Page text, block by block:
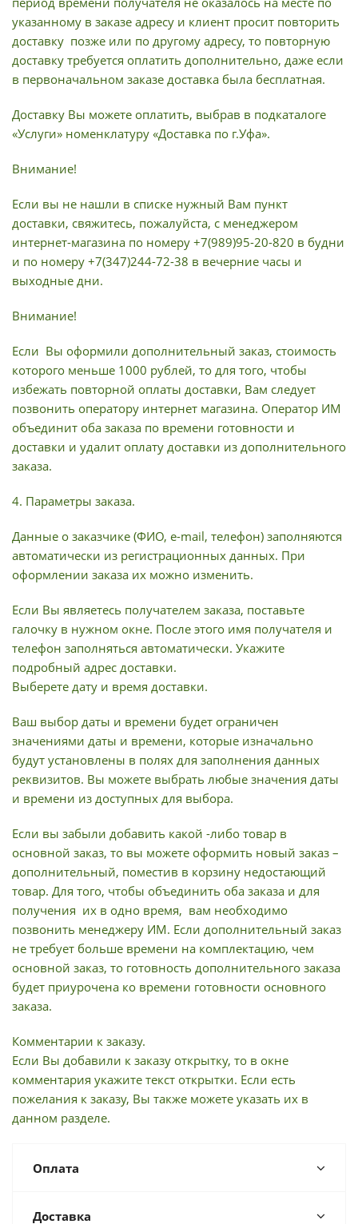
указанному в заказе адресу и клиент просит повторить
доставку позже или по другому адресу, то повторную
доставку требуется оплатить дополнительно, даже если
в первоначальном заказе доставка была бесплатная.
Доставку Вы можете оплатить, выбрав в подкаталоге
«Услуги» номенклатуру «Доставка по г.Уфа».
Внимание!
Если вы не нашли в списке нужный Вам пункт
доставки, свяжитесь, пожалуйста, с менеджером
интернет-магазина по номеру +7(989)95-20-820 в будни
и по номеру +7(347)244-72-38 в вечерние часы и
выходные дни.
Внимание!
Если Вы оформили дополнительный заказ, стоимость
которого меньше 1000 рублей, то для того, чтобы
избежать повторной оплаты доставки, Вам следует
позвонить оператору интернет магазина. Оператор ИМ
объединит оба заказа по времени готовности и
доставки и удалит оплату доставки из дополнительного
заказа.
4. Параметры заказа.
Данные о заказчике (ФИО, e-mail, телефон) заполняются
автоматически из регистрационных данных. При
оформлении заказа их можно изменить.
Если Вы являетесь получателем заказа, поставьте
галочку в нужном окне. После этого имя получателя и
телефон заполняться автоматически. Укажите
подробный адрес доставки.
Выберете дату и время доставки.
Ваш выбор даты и времени будет ограничен
значениями даты и времени, которые изначально
будут установлены в полях для заполнения данных
реквизитов. Вы можете выбрать любые значения даты
и времени из доступных для выбора.
Если вы забыли добавить какой -либо товар в
основной заказ, то вы можете оформить новый заказ –
дополнительный, поместив в корзину недостающий
товар. Для того, чтобы объединить оба заказа и для
получения их в одно время, вам необходимо
позвонить менеджеру ИМ. Если дополнительный заказ
не требует больше времени на комплектацию, чем
основной заказ, то готовность дополнительного заказа
будет приурочена ко времени готовности основного
заказа.
Комментарии к заказу.
Если Вы добавили к заказу открытку, то в окне
комментария укажите текст открытки. Если есть
пожелания к заказу, Вы также можете указать их в
данном разделе.
Оплата
Доставка